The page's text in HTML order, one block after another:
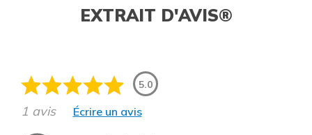
EXTRAIT D'AVIS®
5.0
1 avis Écrire un avis